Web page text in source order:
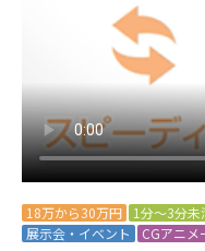
18万から30万円 1分～3分未
展示会・イベント
CGアニメ